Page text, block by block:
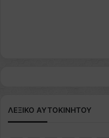
ΛΕΞΙΚΟ ΑΥΤΟΚΙΝΗΤΟΥ